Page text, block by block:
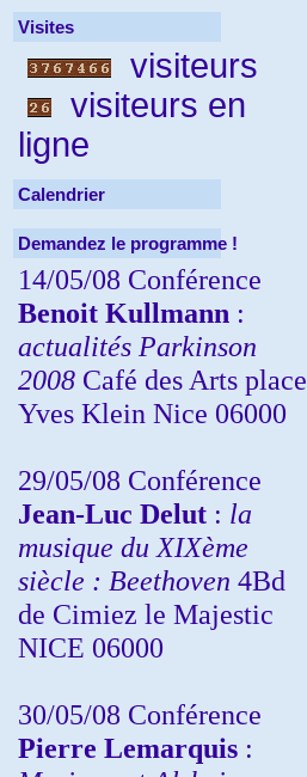
Visites
visiteurs
visiteurs en
ligne
Calendrier
Demandez le programme !
14/05/08 Conférence
Benoit Kullmann :
actualités Parkinson
2008 Café des Arts place
Yves Klein Nice 06000
29/05/08 Conférence
Jean-Luc Delut : la
musique du XIXème
siècle : Beethoven 4Bd
de Cimiez le Majestic
NICE 06000
30/05/08 Conférence
Pierre Lemarquis :